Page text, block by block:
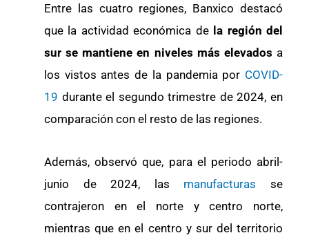
Entre las cuatro regiones, Banxico destacó
que la actividad económica de la región del
sur se mantiene en niveles más elevados a
los vistos antes de la pandemia por COVID-
19 durante el segundo trimestre de 2024, en
comparación con el resto de las regiones.
Además, observó que, para el periodo abril-
junio de 2024, las manufacturasse
contrajeron en el norte y centro norte,
mientras que en el centro y sur del territorio